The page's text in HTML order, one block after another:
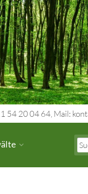
54 20 04 64, Mail: